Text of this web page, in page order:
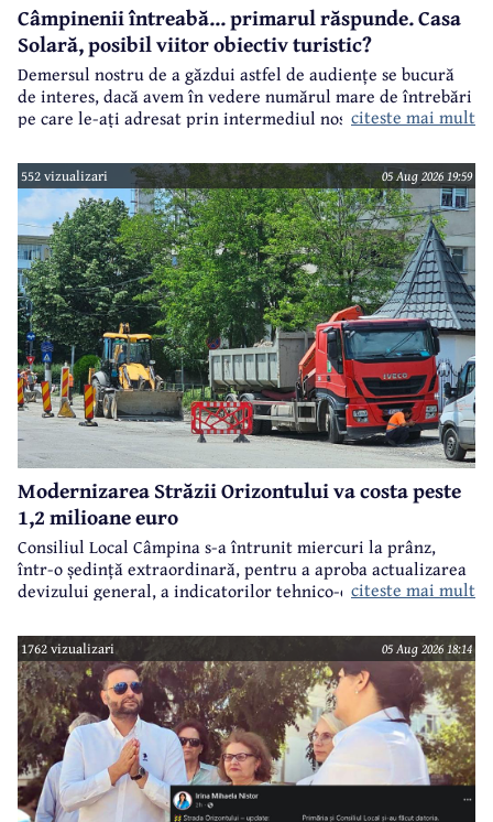
Câmpinenii întreabă... primarul răspunde. Casa
Solară, posibil viitor obiectiv turistic?
Demersul nostru de a găzdui astfel de audiențe se bucură
de interes, dacă avem în vedere numărul mare de întrebări
pe care le-ați adresat prin intermediul nostru primarului
citeste mai mult
552 vizualizari 05 Aug 2026 19:59
Modernizarea Străzii Orizontului va costa peste
1,2 milioane euro
Consiliul Local Câmpina s-a întrunit miercuri la prânz,
într-o ședință extraordinară, pentru a aproba actualizarea
devizului general, a indicatorilor tehnico-economici și a
realizarea modernizării Străzii Orizontului, obiectiv
finanțat prin Programul Național de Investiții ”Anghel
Saligny”.
citeste mai mult
1762 vizualizari 05 Aug 2026 18:14